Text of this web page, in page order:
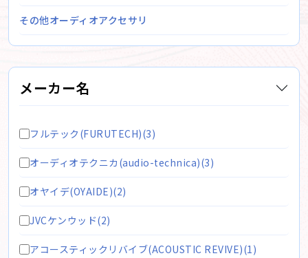
その他オーディオアクセサリ
メーカー名
フルテック(FURUTECH)(3)
オーディオテクニカ(audio-technica)(3)
オヤイデ(OYAIDE)(2)
JVCケンウッド(2)
アコースティックリバイブ(ACOUSTIC REVIVE)(1)